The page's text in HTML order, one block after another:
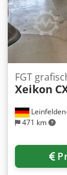
471 km
FGT
Xeikon